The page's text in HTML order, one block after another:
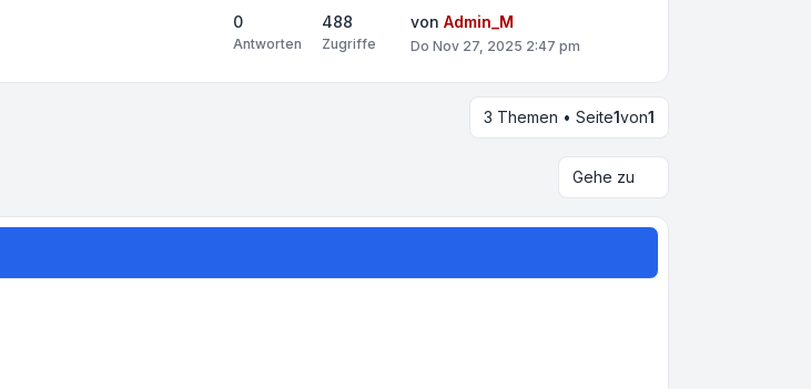
0
Antworten
488
Zugriffe
von Admin_M
Do Nov 27, 2025 2:47 pm
3 Themen • Seite1von1
Gehe zu